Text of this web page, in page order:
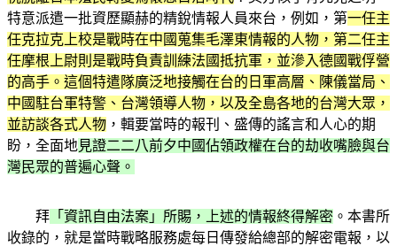
特意派遣一批資歷顯赫的精銳情報人員來台，例如，第一任主
任克拉克上校是戰時在中國蒐集毛澤東情報的人物，第二任主
任摩根上尉則是戰時負責訓練法國抵抗軍，並滲入德國戰俘營
的高手。這個特遣隊廣泛地接觸在台的日軍高層、陳儀當局、
中國駐台軍特警、台灣領導人物，以及全島各地的台灣大眾，
並訪談各式人物 ，輯要當時的報刊、盛傳的謠言和人心的期
盼，全面地見證二二八前夕中國佔領政權在台的劫收嘴臉與台
灣民眾的普遍心聲。
拜 「資訊自由法案」所賜，上述的情報終得解密 。本書所
收錄的，就是當時戰略服務處每日傳發給總部的解密電報，以